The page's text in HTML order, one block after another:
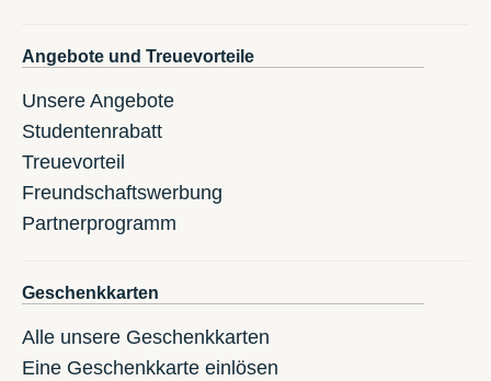
Angebote und Treuevorteile
Unsere Angebote
Studentenrabatt
Treuevorteil
Freundschaftswerbung
Partnerprogramm
Geschenkkarten
Alle unsere Geschenkkarten
Eine Geschenkkarte einlösen